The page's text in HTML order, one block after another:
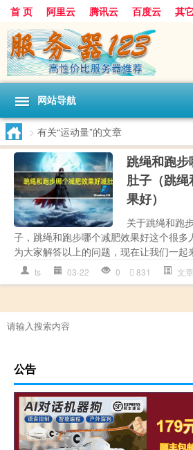
首 页 阿里云 腾讯云 百度云 其
网站导航
> 有关“运动量”的文章
跳绳和跑
肚子（跳
果好）
关于跳绳和跑
子，跳绳和跑步哪个减肥效果好这个很多
为大家解答以上的问题，现在让我们一起
ts 03-22 0 831 文
公告